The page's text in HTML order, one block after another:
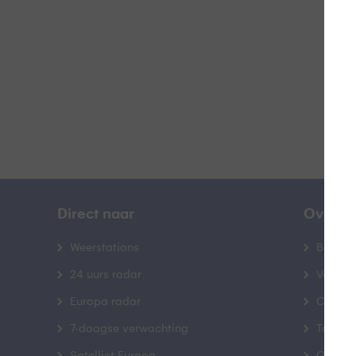
Direct naar
Weerstations
24 uurs radar
Europa radar
7-daagse verwachting
Over
Contact